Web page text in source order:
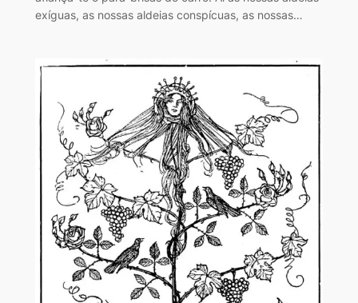
exíguas, as nossas aldeias conspícuas, as nossas…